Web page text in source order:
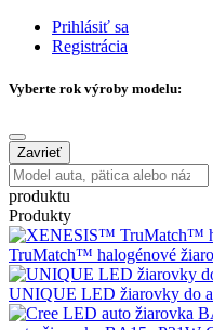
Prihlásiť sa
Registrácia
Vyberte rok výroby modelu:
Zavrieť
produktu
Produkty
TruMatch™ halogénové
UNIQUE LED žiarovky do